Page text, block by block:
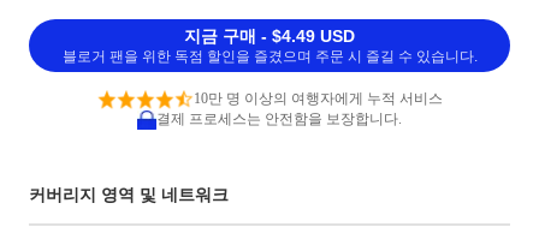
지금 구매 - $4.49 USD
블로거 팬을 위한 독점 할인을 즐겼으며 주문 시 즐길 수 있습니다.
10만 명 이상의 여행자에게 누적 서비스
결제 프로세스는 안전함을 보장합니다.
커버리지 영역 및 네트워크